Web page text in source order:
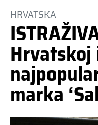
HRVATSKA
Hrvatskoj
marka